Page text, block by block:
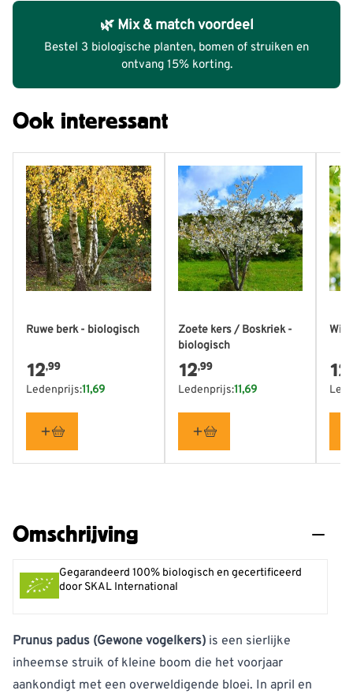
🌿 Mix & match voordeel
Bestel 3 biologische planten, bomen of struiken en
ontvang 15% korting.
Ook interessant
Ruwe berk - biologisch
12,99
Ledenprijs:11,69
Zoete kers / Boskriek -
biologisch
12,99
Ledenprijs:11,69
12
Omschrijving
Gegarandeerd 100% biologisch en gecertificeerd
door SKAL International
Prunus padus (Gewone vogelkers) is een sierlijke
inheemse struik of kleine boom die het voorjaar
aankondigt met een overweldigende bloei. In april en